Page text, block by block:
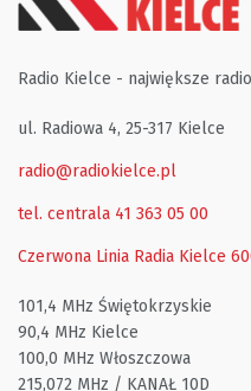
Radio Kielce - największe
ul. Radiowa 4, 25-317 Kielce
radio@radiokielce.pl
tel. centrala 41 363 05 00
Czerwona Linia Radia Kielce
101,4 MHz Świętokrzyskie
90,4 MHz Kielce
100,0 MHz Włoszczowa
215,072 MHz / KANAŁ 10D